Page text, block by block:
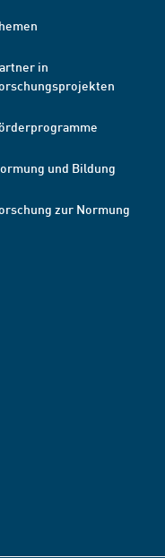
in
und Bildung
zur Normung